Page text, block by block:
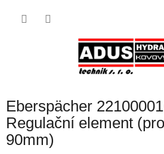
Eberspächer
Regulační element
90mm)